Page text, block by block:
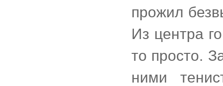
прожил
Из центра
то просто.
ними